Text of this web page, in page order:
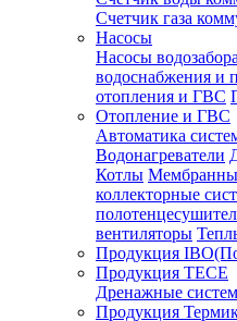
Счетчик газа
Насосы
Насосы водозабора
водоснабжения и
отопления и ГВС
Отопление и ГВС
Автоматика
Водонагреватели
Котлы
коллекторные
вентиляторы
Продукция
Продукция TECE
Дренажные
Продукция